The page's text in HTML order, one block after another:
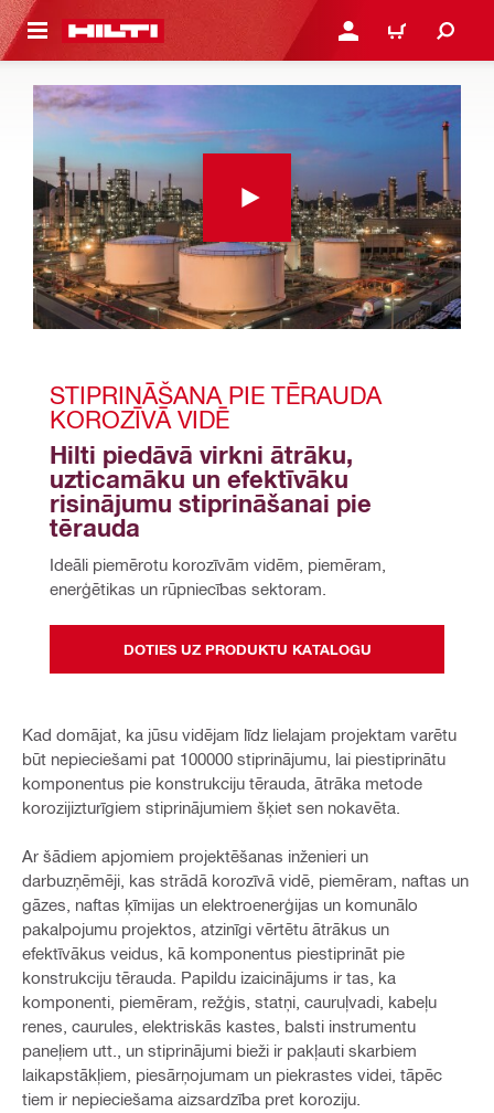
SATURU PIESLĒGTIES VAI
IEPIRKŠANĀS
STIPRINĀŠANA PIE TĒRAUDA
KOROZĪVĀ VIDĒ
Hilti piedāvā virkni ātrāku,
uzticamāku un efektīvāku
risinājumu stiprināšanai pie
tērauda
Ideāli piemērotu korozīvām vidēm, piemēram,
enerģētikas un rūpniecības sektoram.
DOTIES UZ PRODUKTU KATALOGU
Kad domājat, ka jūsu vidējam līdz lielajam projektam varētu
būt nepieciešami pat 100000 stiprinājumu, lai piestiprinātu
komponentus pie konstrukciju tērauda, ātrāka metode
korozijizturīgiem stiprinājumiem šķiet sen nokavēta.
Ar šādiem apjomiem projektēšanas inženieri un
darbuzņēmēji, kas strādā korozīvā vidē, piemēram, naftas un
gāzes, naftas ķīmijas un elektroenerģijas un komunālo
pakalpojumu projektos, atzinīgi vērtētu ātrākus un
efektīvākus veidus, kā komponentus piestiprināt pie
konstrukciju tērauda. Papildu izaicinājums ir tas, ka
komponenti, piemēram, režģis, statņi, cauruļvadi, kabeļu
renes, caurules, elektriskās kastes, balsti instrumentu
paneļiem utt., un stiprinājumi bieži ir pakļauti skarbiem
laikapstākļiem, piesārņojumam un piekrastes videi, tāpēc
tiem ir nepieciešama aizsardzība pret koroziju.